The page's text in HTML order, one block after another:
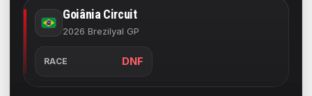
Goiânia Circuit
2026 Brezilyal GP
RACE DNF